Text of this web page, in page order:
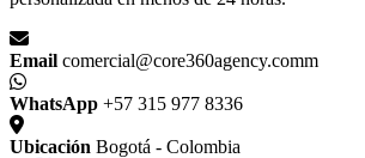
Email comercial@core360agency.comm
WhatsApp +57 315 977 8336
Ubicación Bogotá - Colombia